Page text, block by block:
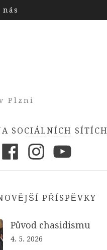
nás
Plzni
SOCIÁLNÍCH SÍTÍCH
PŘÍSPĚVKY
Původ chasidismu
4. 5. 2026